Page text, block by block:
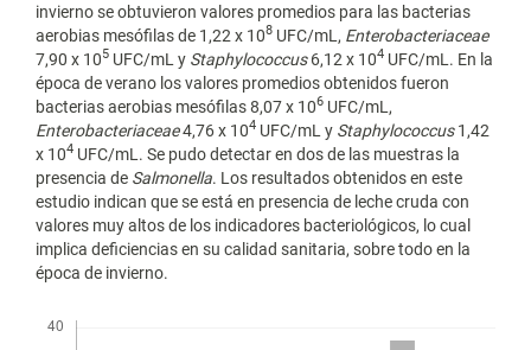
invierno se obtuvieron valores promedios para las bacterias
aerobias mesófilas de 1,22 x 108 UFC/mL, Enterobacteriaceae
7,90 x 105 UFC/mL y Staphylococcus6,12 x 104 UFC/mL. En la
época de verano los valores promedios obtenidos fueron
bacterias aerobias mesófilas 8,07 x 106 UFC/mL,
Enterobacteriaceae4,76 x 104 UFC/mL y Staphylococcus1,42
x 104 UFC/mL. Se pudo detectar en dos de las muestras la
presencia de Salmonella. Los resultados obtenidos en este
estudio indican que se está en presencia de leche cruda con
valores muy altos de los indicadores bacteriológicos, lo cual
implica deficiencias en su calidad sanitaria, sobre todo en la
época de invierno.